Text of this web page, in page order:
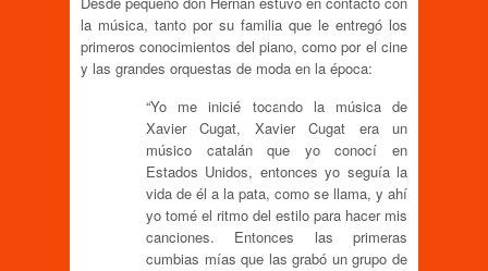
la música, tanto por su familia que le entregó los
primeros conocimientos del piano, como por el cine
y las grandes orquestas de moda en la época:
“Yo me inicié tocando la música de
Xavier Cugat, Xavier Cugat era un
músico catalán que yo conocí en
Estados Unidos, entonces yo seguía la
vida de él a la pata, como se llama, y ahí
yo tomé el ritmo del estilo para hacer mis
canciones. Entonces las primeras
cumbias mías que las grabó un grupo de